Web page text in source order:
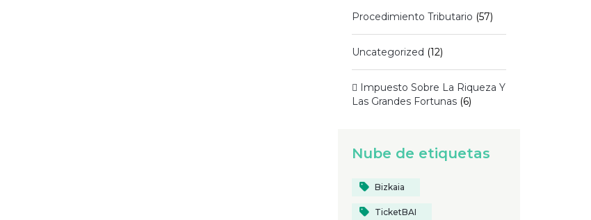
Procedimiento Tributario (57)
Uncategorized (12)
 Impuesto Sobre La Riqueza Y
Las Grandes Fortunas(6)
Nube de etiquetas
Bizkaia
TicketBAI